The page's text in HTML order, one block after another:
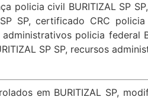
policia civil BURITIZAL SP
SP, certificado CRC
administrativos policia federal
SP SP, recursos
a Polícia Civil para fabricação de produtos controlados em BURITIZAL SP, modificação de cotas do certificado de vistoria junto a Polícia Civil para fabricação de produto controlado em BURITIZAL SP, modificação de cotas do certificado de vistoria junto a Polícia Civil para importação e exportação de produtos controlados em BURITIZAL SP, modificação de cotas do certificado de vistoria junto a Polícia Civil para importação e exportação de produto controlado em BURITIZAL SP, modificação de cotas do certificado de vistoria junto a Polícia Civil para importação e exportação de produtos controlados em BURITIZAL SP, modificação de cotas do certificado de vistoria junto a Polícia Civil para importação produtos controlados em BURITIZAL SP, modificação de cotas do certificado de vistoria junto a Polícia Civil importação de produto em BURITIZAL SP, modificação de cotas do certificado de vistoria junto a Polícia Civil para exportação de produtos controlados em BURITIZAL SP, modificação de cotas do certificado de vistoria junto a Polícia Civil para depósito fechado de produtos controlados em BURITIZAL SP, modificação de cotas do certificado de vistoria junto a Polícia Civil para depósito fechado de produto controlado em BURITIZAL SP, modificação de cotas do certificado de vistoria junto a Polícia Civil para depósito fechado de produtos controlados em BURITIZAL SP, licença para depósito fechado de produto controlado em BURITIZAL SP, modificação de cotas do certificado de vistoria junto a Polícia Civil para armazenagem de produtos controlados em BURITIZAL SP, modificação de cotas do certificado de vistoria junto a Polícia Civil para armazenagem de produto